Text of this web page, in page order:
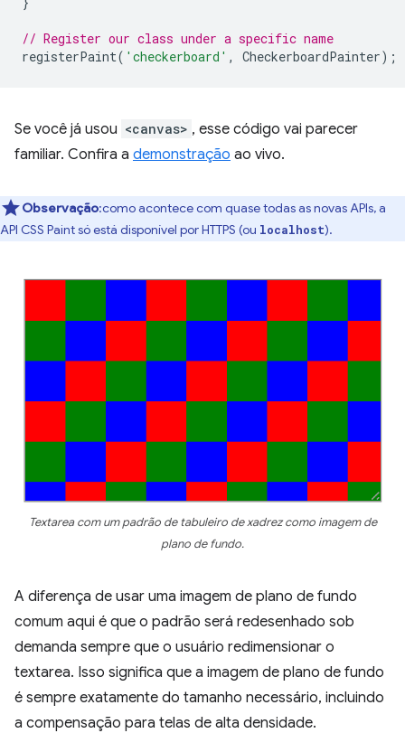
// Register our class under a specific name
registerPaint( 'checkerboard' , CheckerboardPainter);
Se você já usou <canvas> , esse código vai parecer
familiar. Confira a demonstração ao vivo.
Observação:como acontece com quase todas as novas APIs, a
API CSS Paint só está disponível por HTTPS (ou localhost).
Textarea com um padrão de tabuleiro de xadrez como imagem de
plano de fundo.
A diferença de usar uma imagem de plano de fundo
comum aqui é que o padrão será redesenhado sob
demanda sempre que o usuário redimensionar o
textarea. Isso significa que a imagem de plano de fundo
é sempre exatamente do tamanho necessário, incluindo
a compensação para telas de alta densidade.